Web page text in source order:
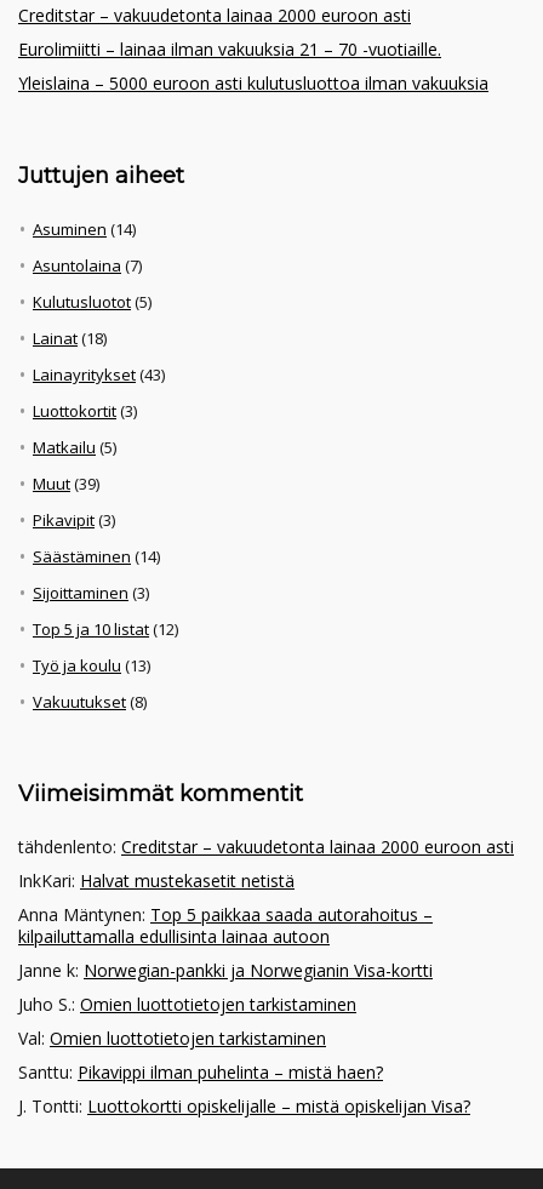
Creditstar – vakuudetonta lainaa 2000 euroon asti
Eurolimiitti – lainaa ilman vakuuksia 21 – 70 -vuotiaille.
Yleislaina – 5000 euroon asti kulutusluottoa ilman vakuuksia
Juttujen aiheet
Asuminen (14)
Asuntolaina (7)
Kulutusluotot(5)
Lainat(18)
Lainayritykset(43)
Luottokortit(3)
Matkailu (5)
Muut(39)
Pikavipit(3)
Säästäminen (14)
Sijoittaminen (3)
Top 5 ja 10 listat(12)
Työ ja koulu (13)
Vakuutukset(8)
Viimeisimmät kommentit
tähdenlento: Creditstar – vakuudetonta lainaa 2000 euroon asti
InkKari: Halvat mustekasetit netistä
Anna Mäntynen: Top 5 paikkaa saada autorahoitus –
kilpailuttamalla edullisinta lainaa autoon
Janne k: Norwegian-pankki ja Norwegianin Visa-kortti
Juho S.: Omien luottotietojen tarkistaminen
Val: Omien luottotietojen tarkistaminen
Santtu: Pikavippi ilman puhelinta – mistä haen?
J. Tontti: Luottokortti opiskelijalle – mistä opiskelijan Visa?